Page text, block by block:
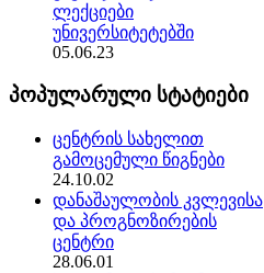
ლექციები
უნივერსიტეტებში
05.06.23
პოპულარული სტატიები
ცენტრის სახელით
გამოცემული წიგნები
24.10.02
დანაშაულობის კვლევისა
და პროგნოზირების
ცენტრი
28.06.01